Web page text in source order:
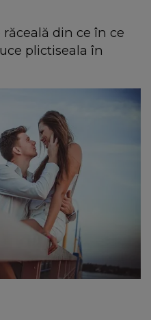
din ce în ce
plictiseala în